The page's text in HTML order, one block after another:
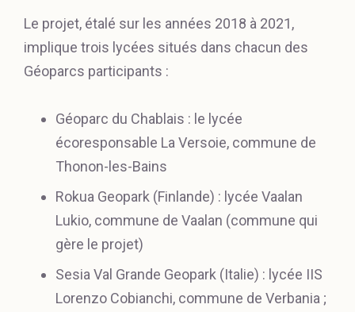
Le projet, étalé sur les années 2018 à 2021,
implique trois lycées situés dans chacun des
Géoparcs participants :
Géoparc du Chablais : le lycée
écoresponsable La Versoie, commune de
Thonon-les-Bains
Rokua Geopark (Finlande) : lycée Vaalan
Lukio, commune de Vaalan (commune qui
gère le projet)
Sesia Val Grande Geopark (Italie) : lycée IIS
Lorenzo Cobianchi, commune de Verbania ;